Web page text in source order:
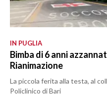
IN PUGLIA
Bimba di 6 anni
Rianimazione
La piccola ferita alla testa, al
Policlinico di Bari